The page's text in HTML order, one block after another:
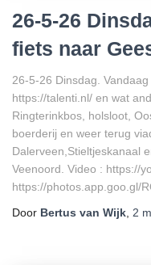
26-5-26
fiets naar
26-5-26 Dinsdag.
https://talenti.nl/ en wat
Ringterinkbos, holsloot,
boerderij en weer terug
Dalerveen,Stieltjeskanaal
Veenoord. Video : https://
https://photos.app.goo.gl/
Door Bertus van Wijk, 2